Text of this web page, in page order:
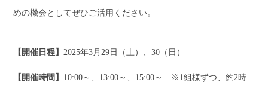
めの機会としてぜひご活用ください。
【開催日程】 2025年3月29日（土）、30（日）
【開催時間】 10:00～、13:00～、15:00～ ※1組様ずつ、約2時